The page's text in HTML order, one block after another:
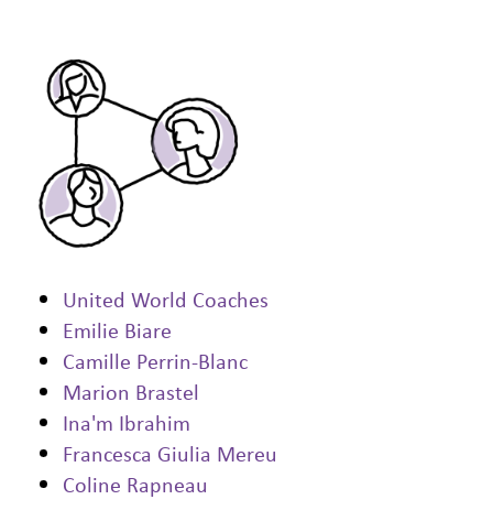
United World Coaches
Emilie Biare
Camille Perrin-Blanc
Marion Brastel
Ina'm Ibrahim
Francesca Giulia Mereu
Coline Rapneau